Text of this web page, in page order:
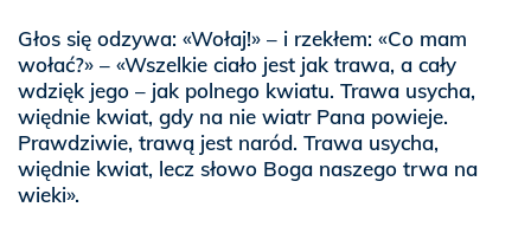
Głos się odzywa: «Wołaj!» – i rzekłem: «Co mam
wołać?» – «Wszelkie ciało jest jak trawa, a cały
wdzięk jego – jak polnego kwiatu. Trawa usycha,
więdnie kwiat, gdy na nie wiatr Pana powieje.
Prawdziwie, trawą jest naród. Trawa usycha,
więdnie kwiat, lecz słowo Boga naszego trwa na
wieki».